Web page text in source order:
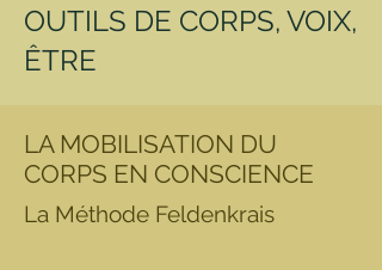
OUTILS DE CORPS, VOIX,
ÊTRE
LA MOBILISATION DU
CORPS EN CONSCIENCE
La Méthode Feldenkrais